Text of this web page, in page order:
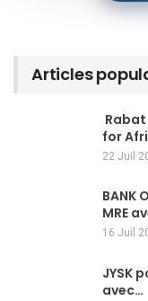
Articles
for
22 Juil
BANK
MRE
16 Juil
JYSK
avec…